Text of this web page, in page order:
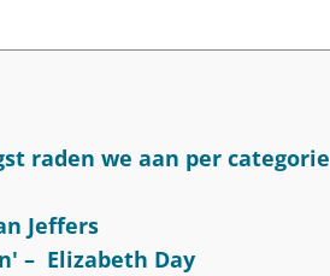
raden we aan per categorie
Jeffers
– Elizabeth Day